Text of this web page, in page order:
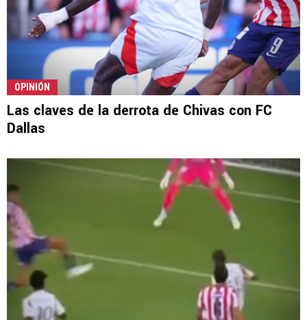
OPINIÓN
Las claves de la derrota de Chivas con FC
Dallas